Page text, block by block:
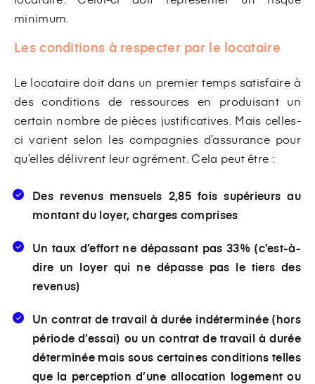
minimum.
Les conditions à respecter par le locataire
Le locataire doit dans un premier temps satisfaire à
des conditions de ressources en produisant un
certain nombre de pièces justificatives. Mais celles-
ci varient selon les compagnies d’assurance pour
qu’elles délivrent leur agrément. Cela peut être :
Des revenus mensuels 2,85 fois supérieurs au
montant du loyer, charges comprises
Un taux d’effort ne dépassant pas 33% (c’est-à-
dire un loyer qui ne dépasse pas le tiers des
revenus)
Un contrat de travail à durée indéterminée (hors
période d’essai) ou un contrat de travail à durée
déterminée mais sous certaines conditions telles
que la perception d’une allocation logement ou